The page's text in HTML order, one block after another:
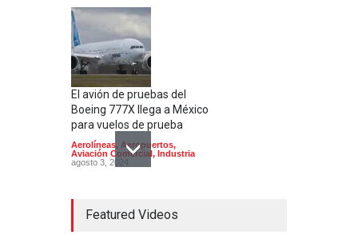
El avión de pruebas del
Boeing 777X llega a México
para vuelos de prueba
Aerolíneas, Aeropuertos,
Aviación Comercial , Industria
agosto 3, 2024
Featured Videos